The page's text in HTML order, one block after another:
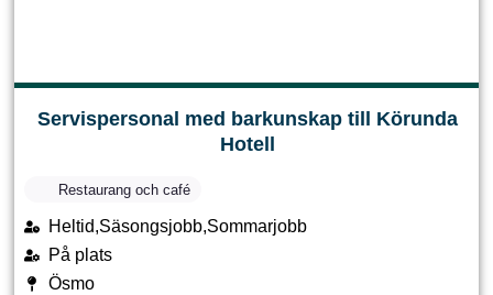
Servispersonal med barkunskap till Körunda
Hotell
Restaurang och café
Heltid,Säsongsjobb,Sommarjobb
På plats
Ösmo